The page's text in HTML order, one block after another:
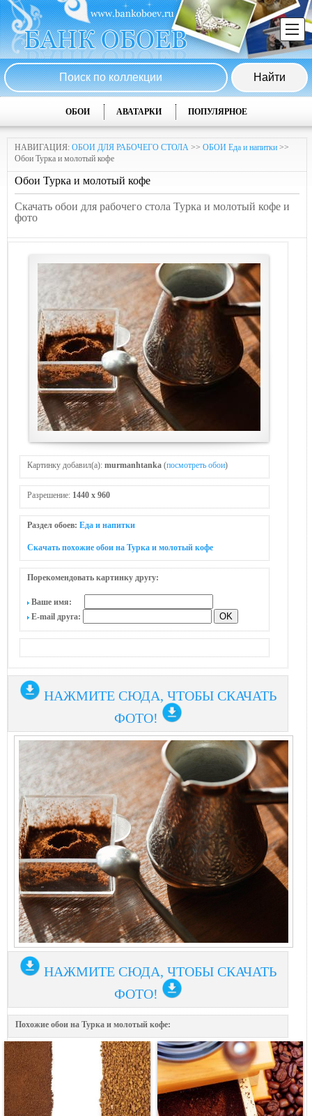
ОБОИ АВАТАРКИ ПОПУЛЯРНОЕ
НАВИГАЦИЯ: ОБОИ ДЛЯ РАБОЧЕГО СТОЛА >> ОБОИ Еда и напитки >>
Обои Турка и молотый кофе
Обои Турка и молотый кофе
Скачать обои для рабочего стола Турка и молотый кофе и
фото
Картинку добавил(а): murmanhtanka (посмотреть обои)
Разрешение: 1440 x 960
Раздел обоев: Еда и напитки
Скачать похожие обои на Турка и молотый кофе
Порекомендовать картинку другу:
Ваше имя:
E-mail друга:
НАЖМИТЕ СЮДА, ЧТОБЫ СКАЧАТЬ
ФОТО!
НАЖМИТЕ СЮДА, ЧТОБЫ СКАЧАТЬ
ФОТО!
Похожие обои на Турка и молотый кофе: